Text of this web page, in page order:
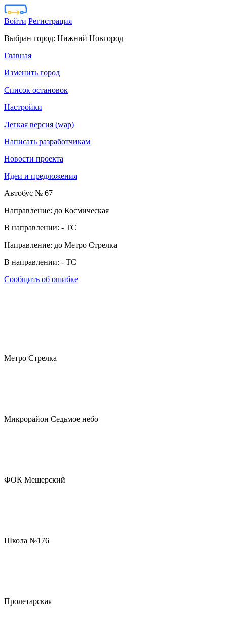
Войти Регистрация
Выбран город: Нижний Новгород
Главная
Изменить город
Список остановок
Настройки
Легкая версия (wap)
Написать разработчикам
Новости проекта
Идеи и предложения
Автобус № 67
Направление: до Космическая
В направлении: - ТС
Направление: до Метро Стрелка
В направлении: - ТС
Сообщить об ошибке
Метро Стрелка
Микрорайон Седьмое небо
ФОК Мещерский
Школа №176
Пролетарская